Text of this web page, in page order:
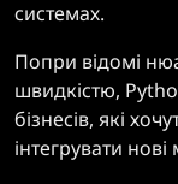
системах.
Попри відомі
швидкістю,
бізнесів, які
інтегрувати